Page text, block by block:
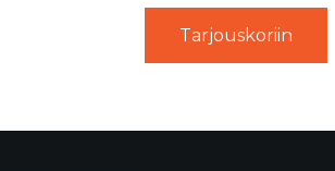
Tarjouskoriin